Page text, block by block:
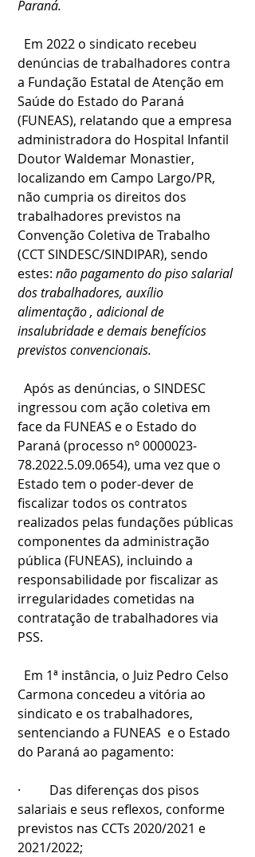
Paraná.
denúncias de trabalhadores contra
a Fundação Estatal de Atenção em
Saúde do Estado do Paraná
(FUNEAS), relatando que a empresa
administradora do Hospital Infantil
Doutor Waldemar Monastier,
localizando em Campo Largo/PR,
não cumpria os direitos dos
trabalhadores previstos na
Convenção Coletiva de Trabalho
(CCT SINDESC/SINDIPAR), sendo
estes: não pagamento do piso salarial
dos trabalhadores, auxílio
alimentação , adicional de
insalubridade e demais benefícios
previstos convencionais.
ingressou com ação coletiva em
face da FUNEAS e o Estado do
Paraná (processo nº 0000023-
78.2022.5.09.0654), uma vez que o
Estado tem o poder-dever de
fiscalizar todos os contratos
realizados pelas fundações públicas
componentes da administração
pública (FUNEAS), incluindo a
responsabilidade por fiscalizar as
irregularidades cometidas na
contratação de trabalhadores via
PSS.
Carmona concedeu a vitória ao
sindicato e os trabalhadores,
sentenciando a FUNEAS  e o Estado
do Paraná ao pagamento:
·         Das diferenças dos pisos
salariais e seus reflexos, conforme
previstos nas CCTs 2020/2021 e
2021/2022;